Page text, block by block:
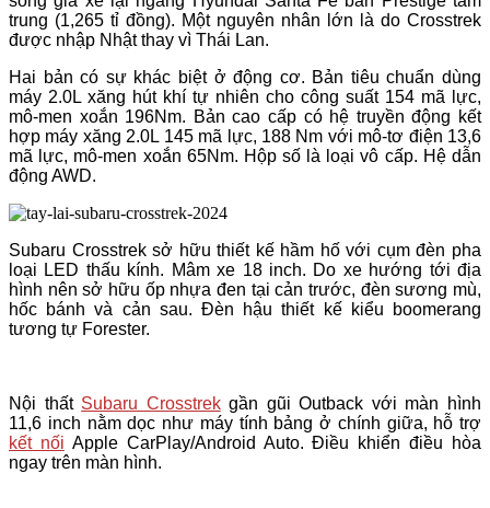
trung (1,265 tỉ đồng). Một nguyên nhân lớn là do Crosstrek
được nhập Nhật thay vì Thái Lan.
Hai bản có sự khác biệt ở động cơ. Bản tiêu chuẩn dùng
máy 2.0L xăng hút khí tự nhiên cho công suất 154 mã lực,
mô-men xoắn 196Nm. Bản cao cấp có hệ truyền động kết
hợp máy xăng 2.0L 145 mã lực, 188 Nm với mô-tơ điện 13,6
mã lực, mô-men xoắn 65Nm. Hộp số là loại vô cấp. Hệ dẫn
động AWD.
Subaru Crosstrek sở hữu thiết kế hầm hố với cụm đèn pha
loại LED thấu kính. Mâm xe 18 inch. Do xe hướng tới địa
hình nên sở hữu ốp nhựa đen tại cản trước, đèn sương mù,
hốc bánh và cản sau. Đèn hậu thiết kế kiểu boomerang
tương tự Forester.
Nội thất Subaru Crosstrekgần gũi Outback với màn hình
11,6 inch nằm dọc như máy tính bảng ở chính giữa, hỗ trợ
kết nối Apple CarPlay/Android Auto. Điều khiển điều hòa
ngay trên màn hình.